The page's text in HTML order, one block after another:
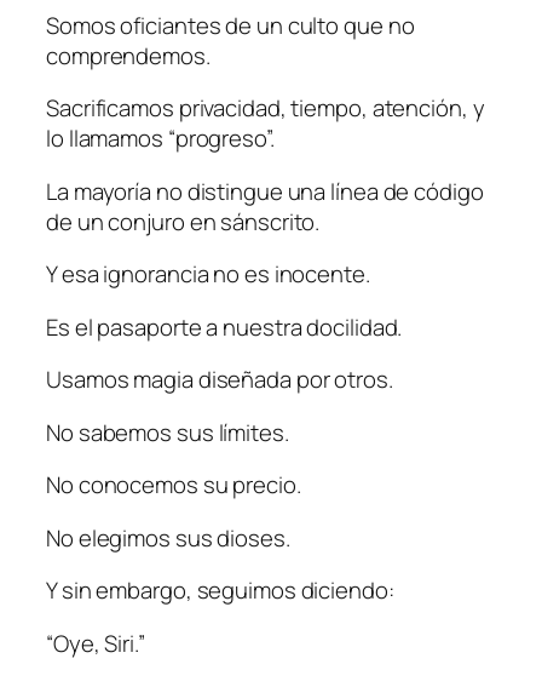
Somos oficiantes de un culto que no
comprendemos.
Sacrificamos privacidad, tiempo, atención, y
lo llamamos “progreso”.
La mayoría no distingue una línea de código
de un conjuro en sánscrito.
Y esa ignorancia no es inocente.
Es el pasaporte a nuestra docilidad.
Usamos magia diseñada por otros.
No sabemos sus límites.
No conocemos su precio.
No elegimos sus dioses.
Y sin embargo, seguimos diciendo:
“Oye, Siri.”